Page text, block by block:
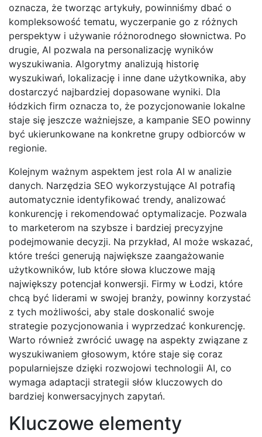
oznacza, że tworząc artykuły, powinniśmy dbać o
kompleksowość tematu, wyczerpanie go z różnych
perspektyw i używanie różnorodnego słownictwa. Po
drugie, AI pozwala na personalizację wyników
wyszukiwania. Algorytmy analizują historię
wyszukiwań, lokalizację i inne dane użytkownika, aby
dostarczyć najbardziej dopasowane wyniki. Dla
łódzkich firm oznacza to, że pozycjonowanie lokalne
staje się jeszcze ważniejsze, a kampanie SEO powinny
być ukierunkowane na konkretne grupy odbiorców w
regionie.
Kolejnym ważnym aspektem jest rola AI w analizie
danych. Narzędzia SEO wykorzystujące AI potrafią
automatycznie identyfikować trendy, analizować
konkurencję i rekomendować optymalizacje. Pozwala
to marketerom na szybsze i bardziej precyzyjne
podejmowanie decyzji. Na przykład, AI może wskazać,
które treści generują największe zaangażowanie
użytkowników, lub które słowa kluczowe mają
największy potencjał konwersji. Firmy w Łodzi, które
chcą być liderami w swojej branży, powinny korzystać
z tych możliwości, aby stale doskonalić swoje
strategie pozycjonowania i wyprzedzać konkurencję.
Warto również zwrócić uwagę na aspekty związane z
wyszukiwaniem głosowym, które staje się coraz
popularniejsze dzięki rozwojowi technologii AI, co
wymaga adaptacji strategii słów kluczowych do
bardziej konwersacyjnych zapytań.
Kluczowe elementy